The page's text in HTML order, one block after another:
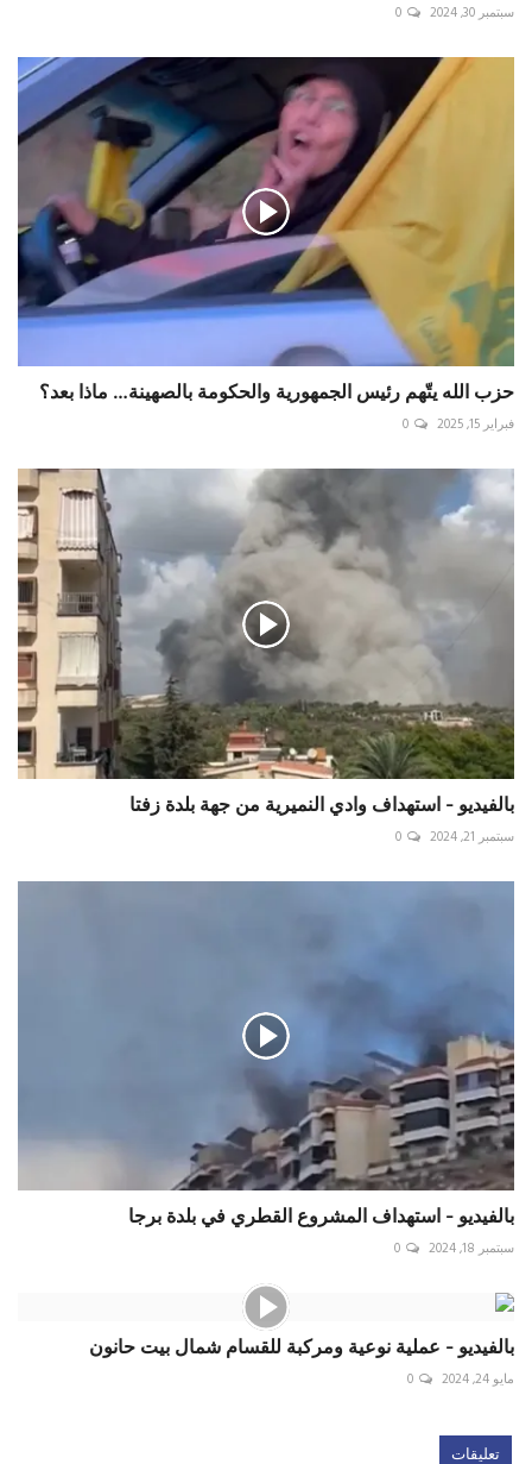
سبتمبر 30, 2024 0
حزب الله يتّهم رئيس الجمهورية والحكومة بالصهينة… ماذا بعد؟
فبراير 15, 2025 0
بالفيديو - استهداف وادي النميرية من جهة بلدة زفتا
سبتمبر 21, 2024 0
بالفيديو - استهداف المشروع القطري في بلدة برجا
سبتمبر 18, 2024 0
بالفيديو - عملية نوعية ومركبة للقسام شمال بيت حانون
مايو 24, 2024 0
تعليقات